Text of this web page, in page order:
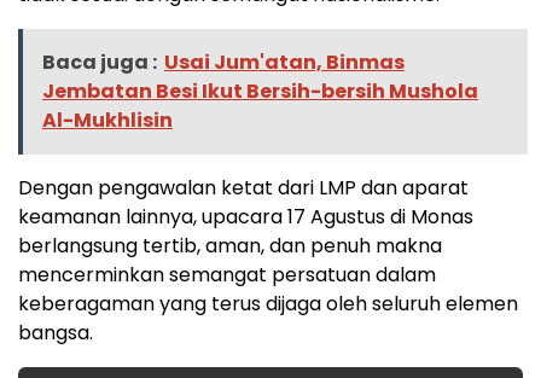
Baca juga : Usai Jum'atan, Binmas
Jembatan Besi Ikut Bersih-bersih Mushola
Al-Mukhlisin
Dengan pengawalan ketat dari LMP dan aparat
keamanan lainnya, upacara 17 Agustus di Monas
berlangsung tertib, aman, dan penuh makna
mencerminkan semangat persatuan dalam
keberagaman yang terus dijaga oleh seluruh elemen
bangsa.